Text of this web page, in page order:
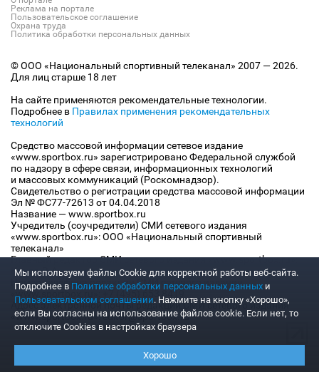
Реклама на портале
Пользовательское соглашение
Охрана труда
Политика обработки персональных данных
© ООО «Национальный спортивный телеканал» 2007 — 2026.
Для лиц старше 18 лет
На сайте применяются рекомендательные технологии.
Подробнее в Правилах применения рекомендательных
технологий
Средство массовой информации сетевое издание
«www.sportbox.ru» зарегистрировано Федеральной службой
по надзору в сфере связи, информационных технологий
и массовых коммуникаций (Роскомнадзор).
Свидетельство о регистрации средства массовой информации
Эл № ФС77-72613 от 04.04.2018
Название — www.sportbox.ru
Учредитель (соучредители) СМИ сетевого издания
«www.sportbox.ru»: ООО «Национальный спортивный
телеканал»
Главный редактор СМИ сетевого издания «www.sportbox.ru»:
Конов В.А.
Номер телефона редакции СМИ сетевого издания
«www.sportbox.ru»: +7 (495) 653 8419
Адрес электронной почты редакции СМИ сетевого издания
«www.sportbox.ru»: editor@sportbox.ru
Мы используем файлы Сookie для корректной работы веб-сайта.
Подробнее в Политике обработки персональных данных и
Пользовательском соглашении. Нажмите на кнопку «Хорошо»,
если Вы согласны на использование файлов cookie. Если нет, то
отключите Cookies в настройках браузера
Хорошо